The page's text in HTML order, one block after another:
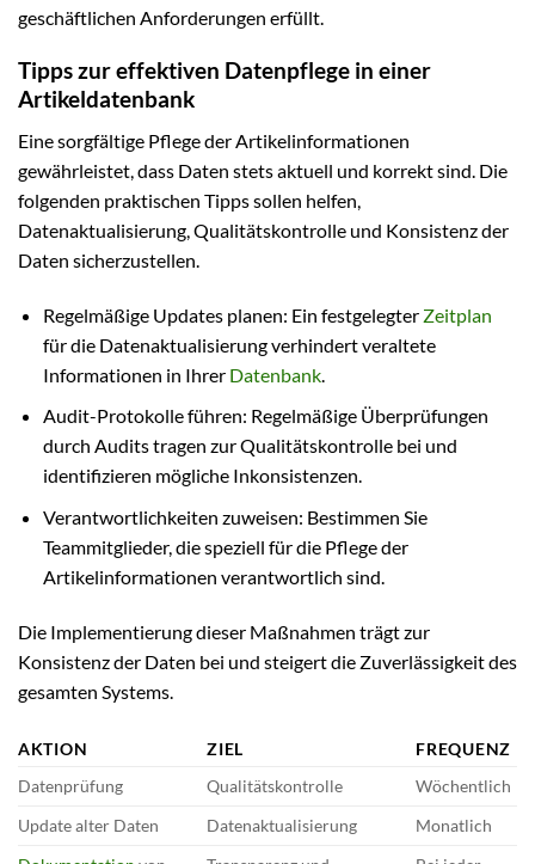
geschäftlichen Anforderungen erfüllt.
Tipps zur effektiven Datenpflege in einer
Artikeldatenbank
Eine sorgfältige Pflege der Artikelinformationen
gewährleistet, dass Daten stets aktuell und korrekt sind. Die
folgenden praktischen Tipps sollen helfen,
Datenaktualisierung, Qualitätskontrolle und Konsistenz der
Daten sicherzustellen.
Regelmäßige Updates planen: Ein festgelegter Zeitplan
für die Datenaktualisierung verhindert veraltete
Informationen in Ihrer Datenbank.
Audit-Protokolle führen: Regelmäßige Überprüfungen
durch Audits tragen zur Qualitätskontrolle bei und
identifizieren mögliche Inkonsistenzen.
Verantwortlichkeiten zuweisen: Bestimmen Sie
Teammitglieder, die speziell für die Pflege der
Artikelinformationen verantwortlich sind.
Die Implementierung dieser Maßnahmen trägt zur
Konsistenz der Daten bei und steigert die Zuverlässigkeit des
gesamten Systems.
AKTION ZIEL
FREQUENZ
Datenprüfung
Qualitätskontrolle
Wöchentlich
Update alter Daten
Datenaktualisierung
Monatlich